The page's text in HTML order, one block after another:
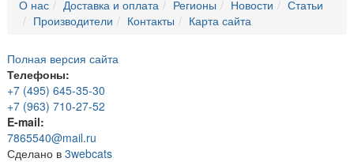
О нас Доставка и оплата Регионы Новости
Статьи
Производители
Контакты Карта сайта
Полная версия сайта
Телефоны:
+7 (495) 645-35-30
+7 (963) 710-27-52
E-mail:
7865540@mail.ru
Сделано в 3webcats